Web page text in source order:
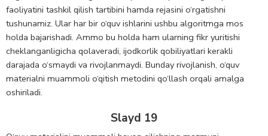
faoliyatini tashkil qilish tartibini hamda rejasini o‘rgatishni
tushunamiz. Ular har bir o‘quv ishlarini ushbu algoritmga mos
holda bajarishadi. Ammo bu holda ham ularning fikr yuritishi
cheklanganligicha qolaveradi, ijodkorlik qobiliyatlari kerakli
darajada o‘smaydi va rivojlanmaydi. Bunday rivojlanish, o‘quv
materialni muammoli o‘qitish metodini qo‘llash orqali amalga
oshiriladi.
Slayd 19